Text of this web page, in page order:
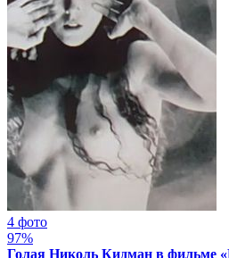
4 фото
97%
Голая Николь Кидман в фильме